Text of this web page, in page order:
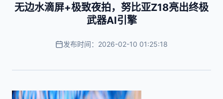
无边水滴屏+极致夜拍，努比亚Z18亮出终极
武器AI引擎
发布时间：2026-02-10 01:25:18